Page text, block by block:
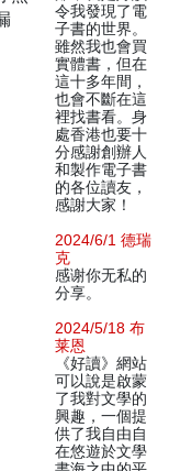
令我發現了電
子書的世界。
雖然我也會買
實體書，但在
這十多年間，
也會不斷在這
裡找書看。身
處香港也要十
分感謝創辦人
和製作電子書
的各位讀友，
感謝大家！
2024/6/1 德瑞
克
感谢你无私的
分享。
2024/5/18 布
莱恩
《好讀》網站
可以說是啟蒙
了我對文學的
興趣，一個提
供了我自由自
在悠遊於文學